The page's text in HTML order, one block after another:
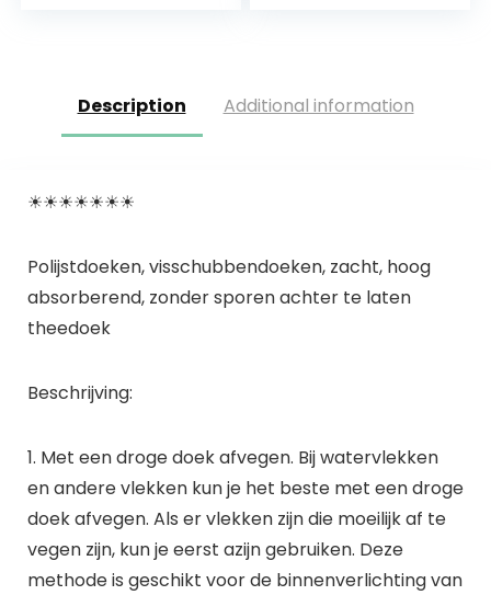
Description Additional information
☀☀☀☀☀☀☀
Polijstdoeken, visschubbendoeken, zacht, hoog
absorberend, zonder sporen achter te laten
theedoek
Beschrijving:
1. Met een droge doek afvegen. Bij watervlekken
en andere vlekken kun je het beste met een droge
doek afvegen. Als er vlekken zijn die moeilijk af te
vegen zijn, kun je eerst azijn gebruiken. Deze
methode is geschikt voor de binnenverlichting van